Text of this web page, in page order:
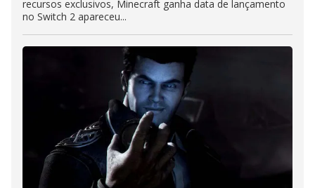
recursos exclusivos, Minecraft ganha data de lançamento
no Switch 2 apareceu...